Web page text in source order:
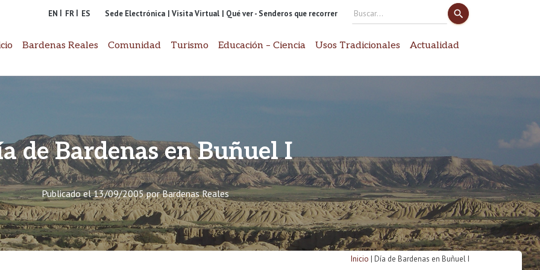
EN FR ES Sede Electrónica | Visita Virtual | Qué ver - Senderos que recorrer
Search
search
Bardenas Reales Comunidad Turismo Educación – Ciencia Usos Tradicionales Actualidad
de Bardenas en Buñuel I
Publicado el13/09/2005porBardenas Reales
Inicio | Día de Bardenas en Buñuel I